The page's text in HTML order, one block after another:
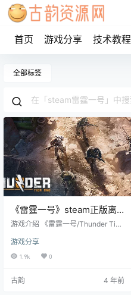
首页 游戏分享 技术教程
全部标签
《雷霆一号》steam正版离
线版共享账号
游戏介绍 《雷霆一号/Thunder Tier
击游戏。在游戏中你会加入一支精
锐的特种作战部队，奉命前往一个
息 使用前先看离线教程https://ww
游戏分享
1.9k 0
古韵 4 年前